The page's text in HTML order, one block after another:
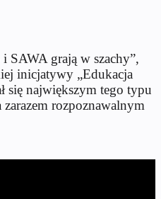
SAWA grają w szachy”,
inicjatywy „Edukacja
się największym tego typu
rozpoznawalnym